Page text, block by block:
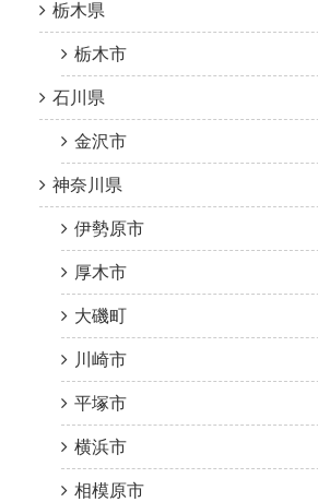
栃木県
栃木市
石川県
金沢市
神奈川県
伊勢原市
厚木市
大磯町
川崎市
平塚市
横浜市
相模原市